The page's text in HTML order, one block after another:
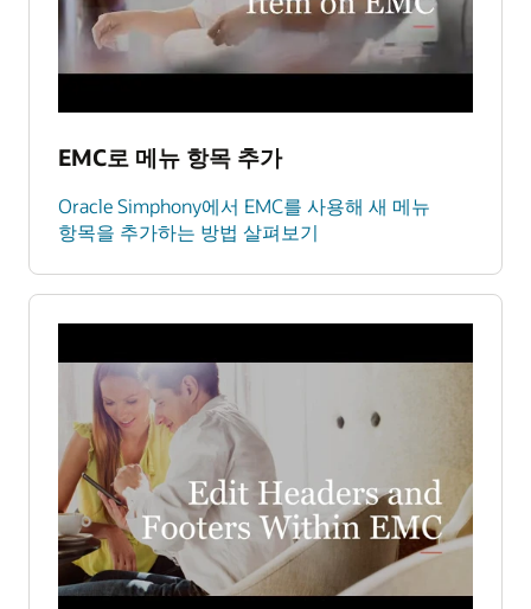
EMC로 메뉴 항목 추가
Oracle Simphony에서 EMC를 사용해 새 메뉴
항목을 추가하는 방법 살펴보기